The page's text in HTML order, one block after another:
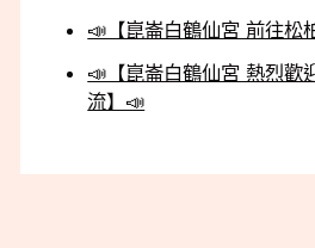
📣【崑崙白鶴仙宮 前往松
📣【崑崙白鶴仙宮 熱烈歡
流】📣